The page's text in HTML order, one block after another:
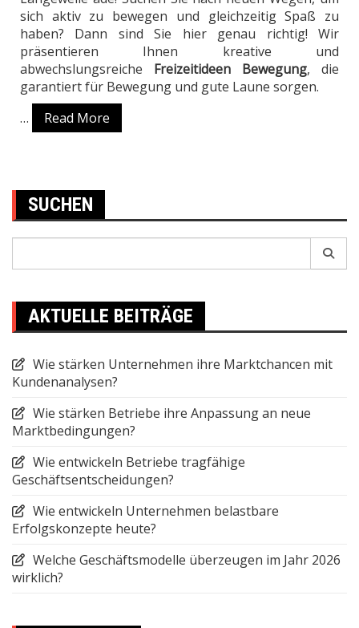
sich aktiv zu bewegen und gleichzeitig Spaß zu
haben? Dann sind Sie hier genau richtig! Wir
präsentieren Ihnen kreative und
abwechslungsreiche Freizeitideen Bewegung, die
garantiert für Bewegung und gute Laune sorgen.
…
Read More
SUCHEN
AKTUELLE BEITRÄGE
Wie stärken Unternehmen ihre Marktchancen mit
Kundenanalysen?
Wie stärken Betriebe ihre Anpassung an neue
Marktbedingungen?
Wie entwickeln Betriebe tragfähige
Geschäftsentscheidungen?
Wie entwickeln Unternehmen belastbare
Erfolgskonzepte heute?
Welche Geschäftsmodelle überzeugen im Jahr 2026
wirklich?